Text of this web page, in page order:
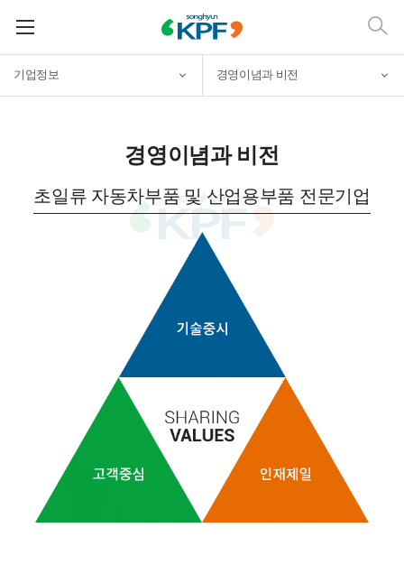
기업정보 경영이념과 비전
경영이념과 비전
초일류 자동차부품 및 산업용부품 전문기업